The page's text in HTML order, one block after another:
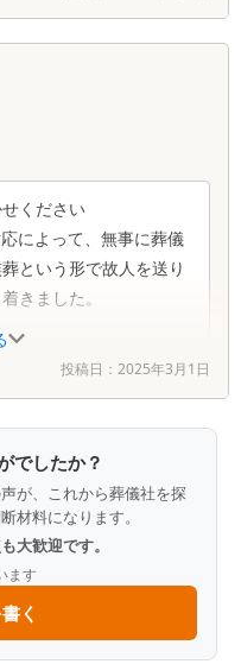
いただきました。特
、さまざまな提案をし
一つひとつ説明が分か
きました。
点をお聞かせください
しかありません。
ください
によって、無事に葬儀
という形で故人を送り
きました。
せください
私たちの気持ちに寄り
ました。
点をお聞かせください
投稿日： 2025年3月1日
でしたか？
が、これから葬儀社を探
材料になります。
大歓迎です。
ます
く